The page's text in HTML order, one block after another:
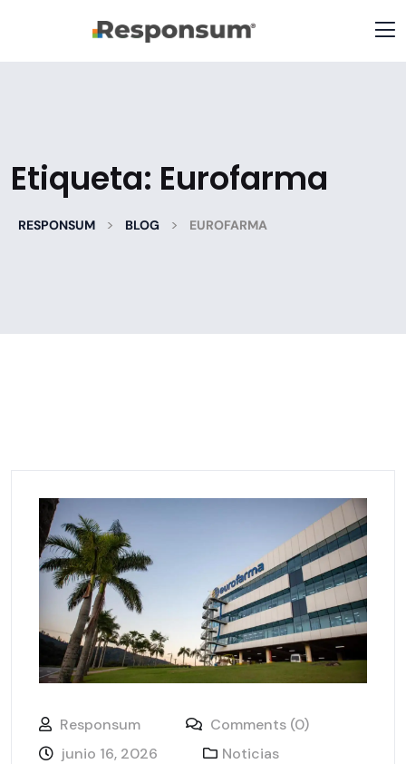
Etiqueta: Eurofarma
RESPONSUM > BLOG > EUROFARMA
Responsum
Comments (0)
junio 16, 2026
Noticias